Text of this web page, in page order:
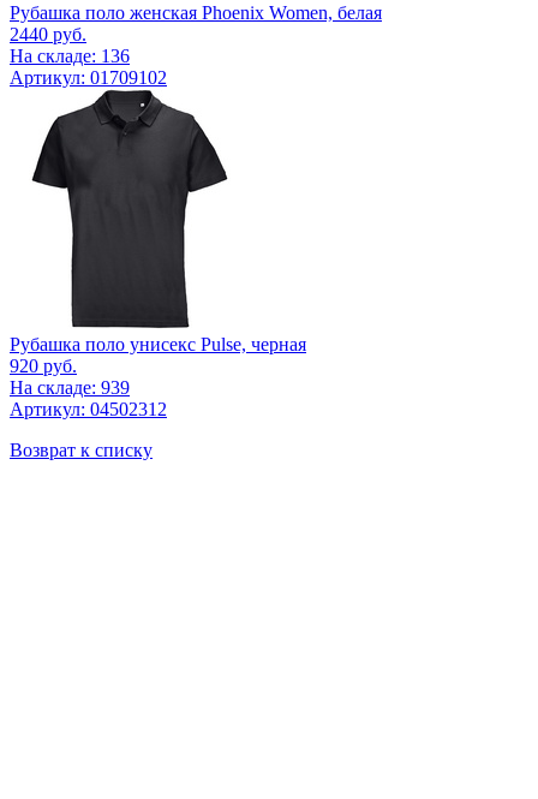
Рубашка поло женская Phoenix Women, белая
2440 руб.
На складе: 136
Артикул: 01709102
Рубашка поло унисекс Pulse, черная
920 руб.
На складе: 939
Артикул: 04502312
Возврат к списку